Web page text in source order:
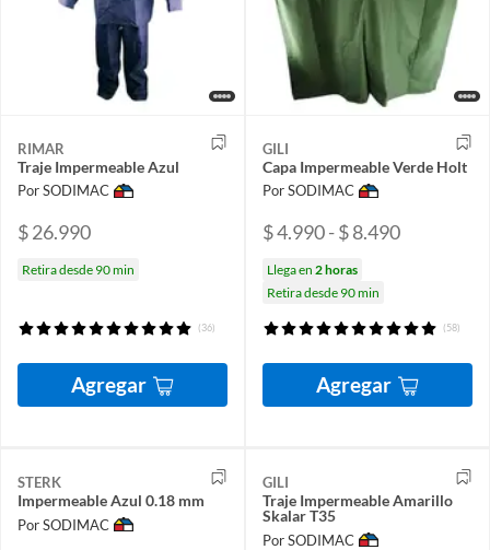
RIMAR
Traje Impermeable Azul
Por SODIMAC
$ 26.990
Retira desde 90 min
(36)
Agregar
GILI
Capa Impermeable Verde Holt
Por SODIMAC
$ 4.990 - $ 8.490
Llega en 2 horas
Retira desde 90 min
(58)
Agregar
STERK
Impermeable Azul 0.18 mm
Por SODIMAC
GILI
Traje Impermeable Amarillo
Skalar T35
Por SODIMAC